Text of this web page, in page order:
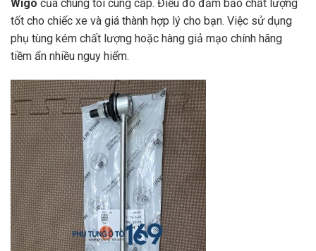
Wigo của chúng tôi cung cấp. Điều đó đảm bảo chất lượng
tốt cho chiếc xe và giá thành hợp lý cho bạn. Việc sử dụng
phụ tùng kém chất lượng hoặc hàng giả mạo chính hãng
tiềm ẩn nhiều nguy hiểm.